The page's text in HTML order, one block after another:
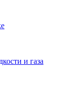
и газа